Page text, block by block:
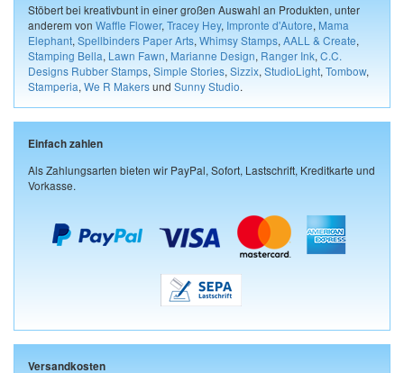
Stöbert bei kreativbunt in einer großen Auswahl an Produkten, unter
anderem von Waffle Flower, Tracey Hey, Impronte d'Autore, Mama
Elephant, Spellbinders Paper Arts, Whimsy Stamps, AALL & Create,
Stamping Bella, Lawn Fawn, Marianne Design, Ranger Ink, C.C.
Designs Rubber Stamps, Simple Stories, Sizzix, StudioLight, Tombow,
Stamperia, We R Makersund Sunny Studio.
Einfach zahlen
Als Zahlungsarten bieten wir PayPal, Sofort, Lastschrift, Kreditkarte und
Vorkasse.
Versandkosten